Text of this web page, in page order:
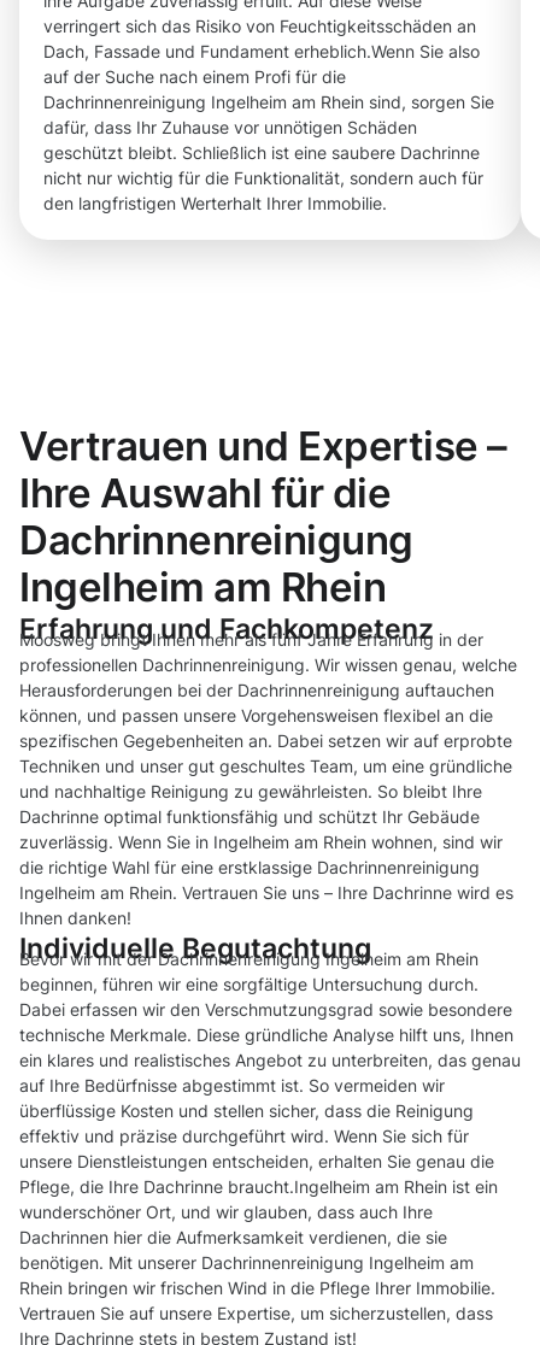
verringert sich das Risiko von Feuchtigkeitsschäden an
Dach, Fassade und Fundament erheblich.Wenn Sie also
auf der Suche nach einem Profi für die
Dachrinnenreinigung Ingelheim am Rhein sind, sorgen Sie
dafür, dass Ihr Zuhause vor unnötigen Schäden
geschützt bleibt. Schließlich ist eine saubere Dachrinne
nicht nur wichtig für die Funktionalität, sondern auch für
den langfristigen Werterhalt Ihrer Immobilie.
Vertrauen und Expertise –
Ihre Auswahl für die
Dachrinnenreinigung
Ingelheim am Rhein
Erfahrung und Fachkompetenz
Moosweg bringt Ihnen mehr als fünf Jahre Erfahrung in der
professionellen Dachrinnenreinigung. Wir wissen genau, welche
Herausforderungen bei der Dachrinnenreinigung auftauchen
können, und passen unsere Vorgehensweisen flexibel an die
spezifischen Gegebenheiten an. Dabei setzen wir auf erprobte
Techniken und unser gut geschultes Team, um eine gründliche
und nachhaltige Reinigung zu gewährleisten. So bleibt Ihre
Dachrinne optimal funktionsfähig und schützt Ihr Gebäude
zuverlässig. Wenn Sie in Ingelheim am Rhein wohnen, sind wir
die richtige Wahl für eine erstklassige Dachrinnenreinigung
Ingelheim am Rhein. Vertrauen Sie uns – Ihre Dachrinne wird es
Ihnen danken!
Individuelle Begutachtung
Bevor wir mit der Dachrinnenreinigung Ingelheim am Rhein
beginnen, führen wir eine sorgfältige Untersuchung durch.
Dabei erfassen wir den Verschmutzungsgrad sowie besondere
technische Merkmale. Diese gründliche Analyse hilft uns, Ihnen
ein klares und realistisches Angebot zu unterbreiten, das genau
auf Ihre Bedürfnisse abgestimmt ist. So vermeiden wir
überflüssige Kosten und stellen sicher, dass die Reinigung
effektiv und präzise durchgeführt wird. Wenn Sie sich für
unsere Dienstleistungen entscheiden, erhalten Sie genau die
Pflege, die Ihre Dachrinne braucht.Ingelheim am Rhein ist ein
wunderschöner Ort, und wir glauben, dass auch Ihre
Dachrinnen hier die Aufmerksamkeit verdienen, die sie
benötigen. Mit unserer Dachrinnenreinigung Ingelheim am
Rhein bringen wir frischen Wind in die Pflege Ihrer Immobilie.
Vertrauen Sie auf unsere Expertise, um sicherzustellen, dass
Ihre Dachrinne stets in bestem Zustand ist!